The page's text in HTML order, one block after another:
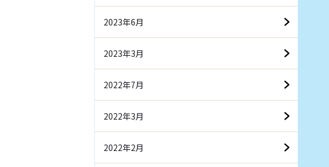
2023年6月
2023年3月
2022年7月
2022年3月
2022年2月